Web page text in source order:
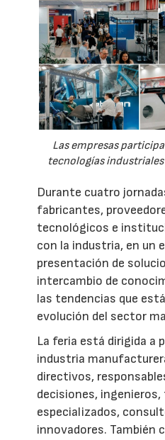
Las empresas
tecnologías industriales
Durante cuatro
fabricantes,
tecnológicos e
con la industria, en un
presentación de
intercambio de
las tendencias que
evolución del sector
La feria está dirigida a
industria
directivos,
decisiones,
especializados,
innovadores. También